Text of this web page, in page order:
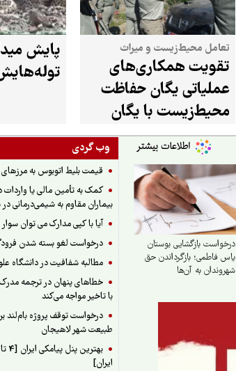
تعامل محیط‌زیست و میراث
تقویت همکاری‌های
عملیاتی یگان حفاظت
محیط‌زیست با یگان
حفاظت میراث‌فرهنگی
پایش
وب گردی
قیمت بلیط اتوبوس به
بیماران مقاوم به شیمی‌درمانی
آیا با کپی مدارک می توان
درخواست لغو بسته شدن
مطالبه شفافیت در دانشگاه
خطاهای پنهان در ترجمه مدرک
با تاخیر مواجه می‌کند
درخواست توقف پروژه بام‌لند
طبیعت شهر لاهیجان
ایران]
درخواست بازگشایی بوستان
یاس فاطمی؛ بازگرداندن حق
شهروندان به آن‌ها